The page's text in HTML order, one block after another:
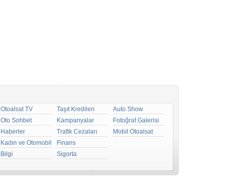
Otoalsat TV
Oto Sohbet
Haberler
Kadın ve Otomobil
Bilgi
Taşıt Kredileri
Kampanyalar
Trafik Cezaları
Finans
Sigorta
Auto Show
Fotoğraf Galerisi
Mobil Otoalsat